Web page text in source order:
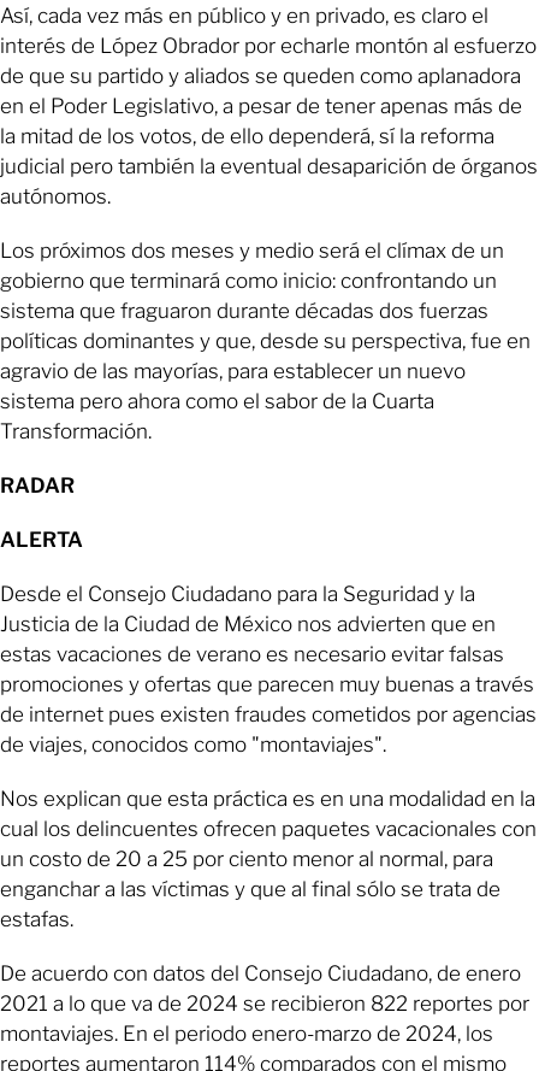
Así, cada vez más en público y en privado, es claro el
interés de López Obrador por echarle montón al esfuerzo
de que su partido y aliados se queden como aplanadora
en el Poder Legislativo, a pesar de tener apenas más de
la mitad de los votos, de ello dependerá, sí la reforma
judicial pero también la eventual desaparición de órganos
autónomos.
Los próximos dos meses y medio será el clímax de un
gobierno que terminará como inicio: confrontando un
sistema que fraguaron durante décadas dos fuerzas
políticas dominantes y que, desde su perspectiva, fue en
agravio de las mayorías, para establecer un nuevo
sistema pero ahora como el sabor de la Cuarta
Transformación.
RADAR
ALERTA
Desde el Consejo Ciudadano para la Seguridad y la
Justicia de la Ciudad de México nos advierten que en
estas vacaciones de verano es necesario evitar falsas
promociones y ofertas que parecen muy buenas a través
de internet pues existen fraudes cometidos por agencias
de viajes, conocidos como "montaviajes".
Nos explican que esta práctica es en una modalidad en la
cual los delincuentes ofrecen paquetes vacacionales con
un costo de 20 a 25 por ciento menor al normal, para
enganchar a las víctimas y que al final sólo se trata de
estafas.
De acuerdo con datos del Consejo Ciudadano, de enero
2021 a lo que va de 2024 se recibieron 822 reportes por
montaviajes. En el periodo enero-marzo de 2024, los
reportes aumentaron 114% comparados con el mismo